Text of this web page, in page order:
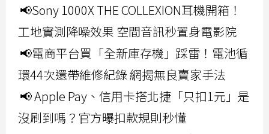
📢Sony 1000X THE COLLEXION耳機開箱！
工地實測降噪效果 空間音訊秒置身電影院
📢電商平台買「全新庫存機」踩雷！電池循
環44次還帶維修紀錄 網揭無良賣家手法
📢 Apple Pay、信用卡搭北捷「只扣1元」是
沒刷到嗎？官方曝扣款規則秒懂